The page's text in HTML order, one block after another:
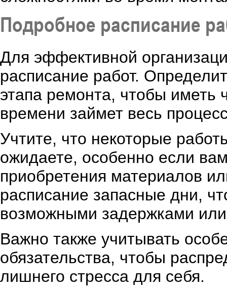
Подробное расписание
Для эффективной
расписание работ.
этапа ремонта, чтобы иметь
времени займет весь
Учтите, что некоторые
ожидаете, особенно если
приобретения материалов
расписание запасные дни,
возможными задержками
Важно также учитывать
обязательства, чтобы
лишнего стресса для себя.